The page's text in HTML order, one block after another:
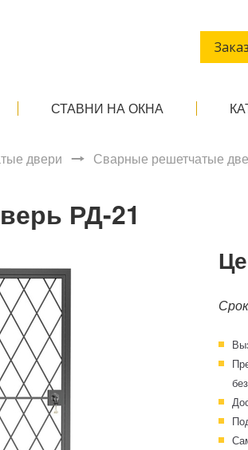
СТАВНИ НА ОКНА
двери Сварные решетчатые
РД-21